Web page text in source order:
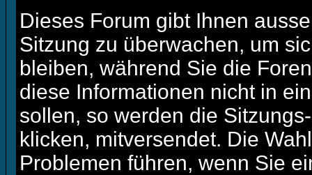
Dieses Forum gibt Ihnen
Sitzung zu überwachen, um
bleiben, während Sie die
diese Informationen nicht in
sollen, so werden die
klicken, mitversendet. Die
Problemen führen, wenn Sie